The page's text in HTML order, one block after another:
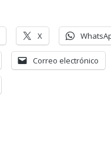
X
Correo electrónico